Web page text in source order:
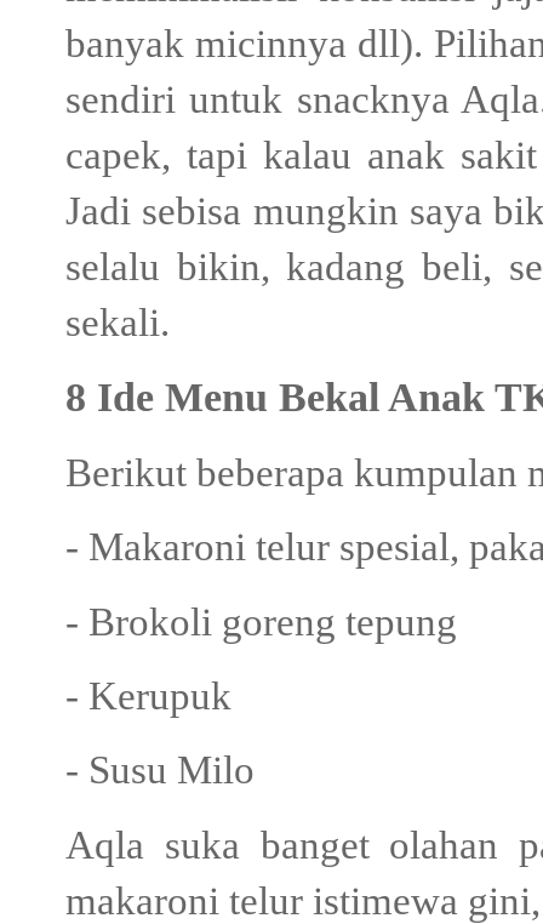
banyak micinnya dll).
sendiri untuk snacknya
capek, tapi kalau anak
Jadi sebisa mungkin saya
selalu bikin, kadang beli,
sekali.
8 Ide Menu Bekal Anak
Berikut beberapa kumpulan
- Makaroni telur spesial,
- Brokoli goreng tepung
- Kerupuk
- Susu Milo
Aqla suka banget olahan
makaroni telur istimewa